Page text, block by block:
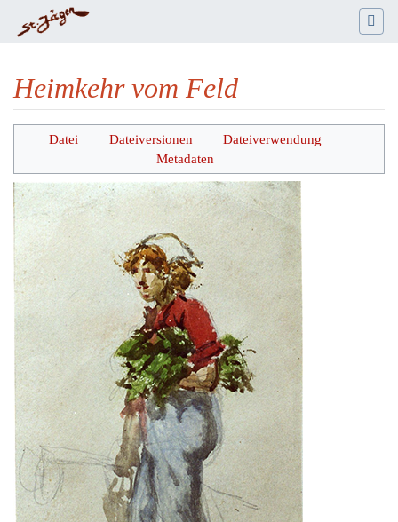
Heimkehr vom Feld
Wechseln zu: Navigation,Suche
Datei Dateiversionen
Dateiverwendung
Metadaten